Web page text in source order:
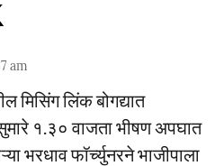
am
मिसिंग लिंक बोगद्यात
१.३० वाजता भीषण अपघात
भरधाव फॉर्च्युनरने भाजीपाला